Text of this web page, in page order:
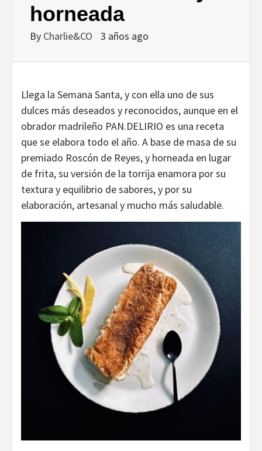
horneada
By Charlie&CO 3 años ago
Llega la Semana Santa, y con ella uno de sus
dulces más deseados y reconocidos, aunque en el
obrador madrileño PAN.DELIRIO es una receta
que se elabora todo el año. A base de masa de su
premiado Roscón de Reyes, y horneada en lugar
de frita, su versión de la torrija enamora por su
textura y equilibrio de sabores, y por su
elaboración, artesanal y mucho más saludable.